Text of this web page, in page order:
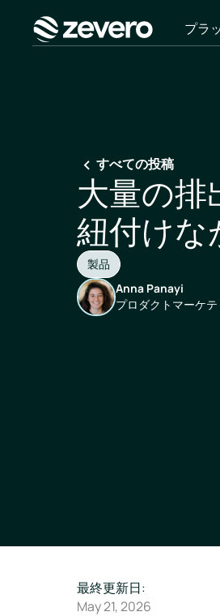
ホーム
プラ
すべての投稿
大量の排
紐付けな
製品
Anna Panayi
プロダクトマーケ
最終更新日:
May 21, 2026